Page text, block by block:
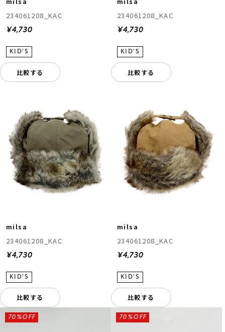
234061208_KAC
¥4,730
比較する
234061208_KAC
¥4,730
比較する
milsa
234061208_KAC
¥4,730
比較する
milsa
234061208_KAC
¥4,730
比較する
70%OFF 70%OFF